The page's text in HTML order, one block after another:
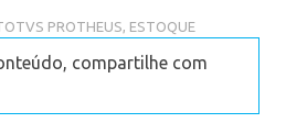
PROTHEUS, ESTOQUE
compartilhe com